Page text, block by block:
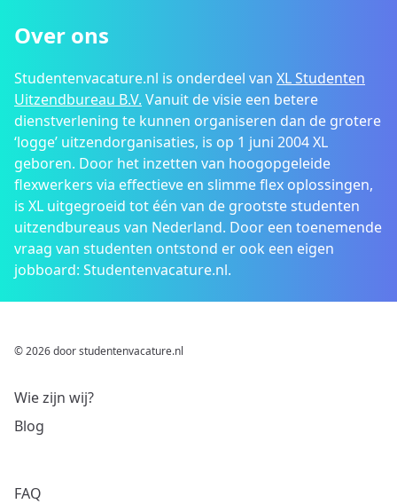
Over ons
Studentenvacature.nl is onderdeel van XL Studenten
Uitzendbureau B.V. Vanuit de visie een betere
dienstverlening te kunnen organiseren dan de grotere
‘logge’ uitzendorganisaties, is op 1 juni 2004 XL
geboren. Door het inzetten van hoogopgeleide
flexwerkers via effectieve en slimme flex oplossingen,
is XL uitgegroeid tot één van de grootste studenten
uitzendbureaus van Nederland. Door een toenemende
vraag van studenten ontstond er ook een eigen
jobboard: Studentenvacature.nl.
© 2026 door studentenvacature.nl
Wie zijn wij?
Blog
FAQ